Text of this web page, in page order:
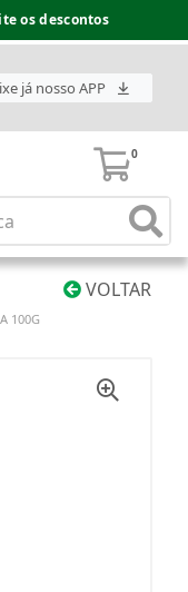
os descontos
já nosso APP
0
VOLTAR
100G